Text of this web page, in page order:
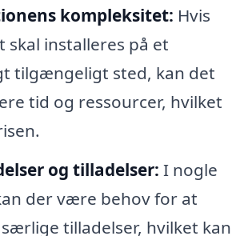
kompleksitet: Hvis
installeres på et
tilgængeligt sted, kan det
tid og ressourcer, hvilket
og tilladelser: I nogle
der være behov for at
tilladelser, hvilket kan